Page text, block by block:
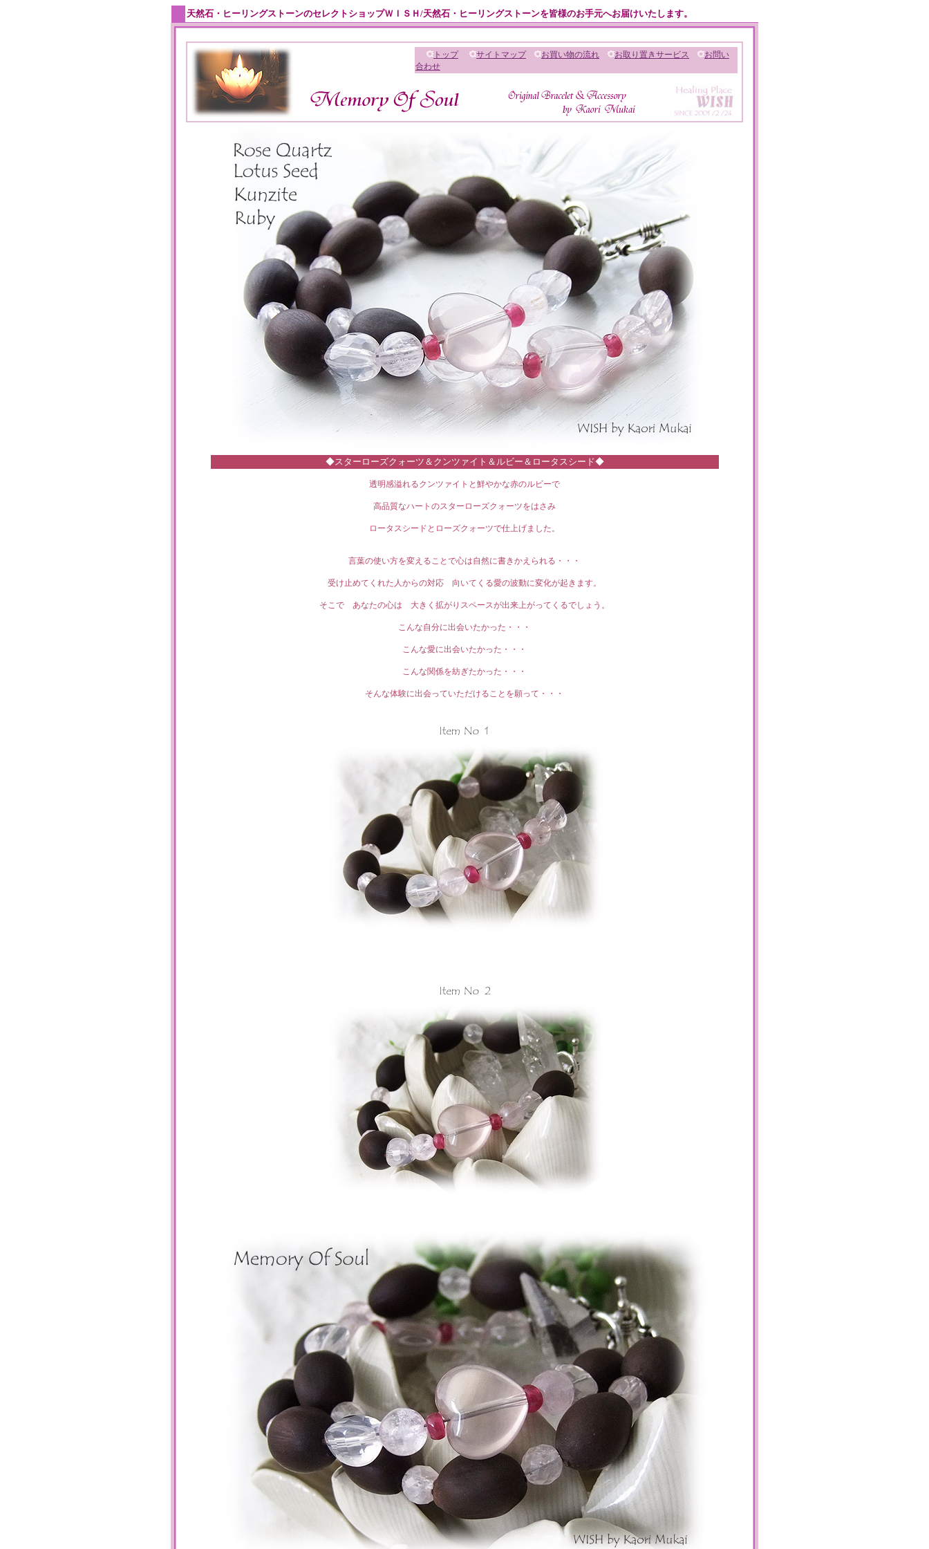
天然石・ヒーリングストーンのセレクトショップＷＩＳＨ/天然石・ヒーリングストーンを皆様のお手元へお届けいたします。
トップ サイトマップ お買い物の流れ お取り置きサービス
お問い
合わせ
◆スターローズクォーツ＆ クンツァイト＆ルビー＆ロータスシード◆
透明感溢れるクンツァイトと鮮やかな赤のルビーで
高品質なハートのスターローズクォーツをはさみ
ロータスシードとローズクォーツで仕上げました。
言葉の使い方を変えることで心は自然に書きかえられる・・・
受け止めてくれた人からの対応 向いてくる愛の波動に変化が起きます。
そこで あなたの心は 大きく拡がりスペースが出来上がってくるでしょう。
こんな自分に出会いたかった・・・
こんな愛に出会いたかった・・・
こんな関係を紡ぎたかった・・・
そんな体験に出会っていただけることを願って・・・